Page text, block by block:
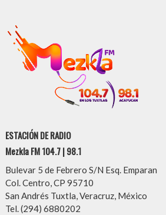
ESTACIÓN DE RADIO
Mezkla FM 104.7 | 98.1
Bulevar 5 de Febrero S/N Esq. Emparan
Col. Centro, CP 95710
San Andrés Tuxtla, Veracruz, México
Tel. (294) 6880202